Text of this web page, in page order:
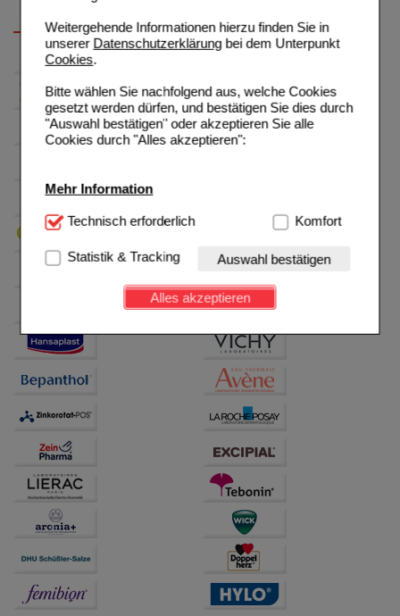
Weitergehende Informationen hierzu finden Sie in
unserer Datenschutzerklärungbei dem Unterpunkt
Cookies.
Bitte wählen Sie nachfolgend aus, welche Cookies
gesetzt werden dürfen, und bestätigen Sie dies durch
"Auswahl bestätigen" oder akzeptieren Sie alle
Cookies durch "Alles akzeptieren":
Mehr Information
Technisch Notwendig:Hierbei handelt es sich um
Website notwendig sind (z.B. Navigation, Warenkorb,
Kundenkonto), weshalb auf diese nicht verzichtet
werden kann.
Einkaufserlebnis noch ansprechender zu gestalten,
beispielsweise für die Wiedererkennung des
Besuchers oder unsere Seite an bevorzugte
Verhaltensweisen (z.B. Spracheinstellung)
auch auf Ihre Bedürfnisse zugeschrittene Inhalte
betreiben.
Statistik & Tracking:
Hierüber lassen sich
Informationen über die Art und Weise der Nutzung
unserer Website sammeln, mit deren Hilfe wir unsere
Website weiter für Sie optimieren können, den Inhalt
auf unserer Website aber auch die Werbung auf
Drittseiten möglichst relevant für Sie zu gestalten.
Bitte beachten Sie, dass Daten hierfür teilweise an
Dritte wie z.B. Google oder soziale Medien
übertragen werden.
Technisch erforderlich Komfort
Statistik & Tracking Auswahl bestätigen
Alles akzeptieren